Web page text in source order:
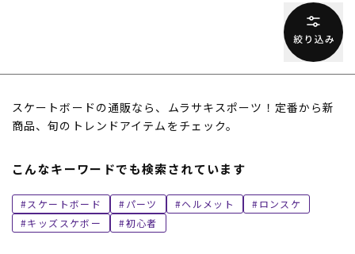
スケートボードの通販なら、ムラサキスポーツ！定番から新
商品、旬のトレンドアイテムをチェック。
こんなキーワードでも検索されています
スケートボード パーツ ヘルメット
ロンスケ
キッズスケボー
初心者